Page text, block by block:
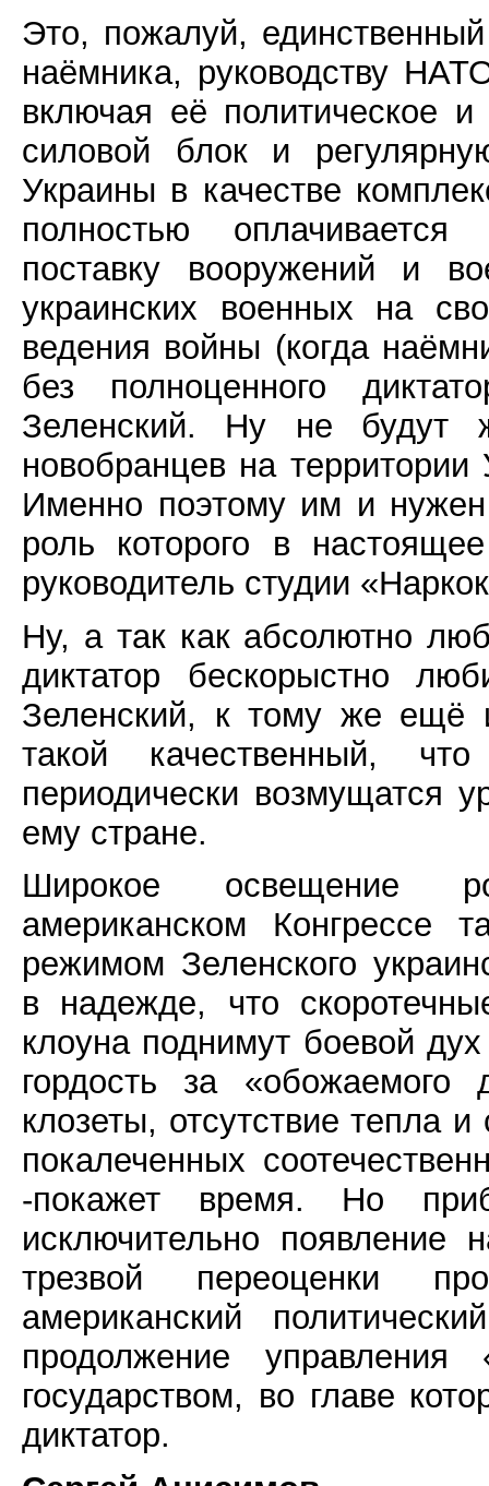
Это, пожалуй,
наёмника, руководству
включая её политическое
силовой блок и
Украины в качестве
полностью
поставку вооружений и
украинских военных на
ведения войны (когда
без полноценного
Зеленский. Ну не будут
новобранцев на
Именно поэтому им и
роль которого в
руководитель студии
Ну, а так как абсолютно
диктатор бескорыстно
Зеленский, к тому же ещё
такой качественный,
периодически возмущатся
ему стране.
Широкое освещение
американском Конгрессе
режимом Зеленского
в надежде, что
клоуна поднимут боевой
гордость за «обожаемого
клозеты, отсутствие тепла
покалеченных
-покажет время. Но
исключительно появление
трезвой переоценки
американский
продолжение
государством, во главе
диктатор.